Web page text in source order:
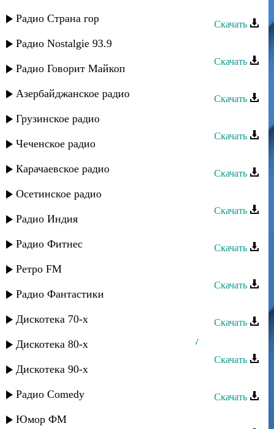
Радио Страна гор
Радио Nostalgie 93.9
Радио Говорит Майкоп
Азербайджанское радио
Грузинское радио
Чеченское радио
Карачаевское радио
Осетинское радио
Радио Индия
Радио Фитнес
Ретро FM
Радио Фантастики
Дискотека 70-х
Дискотека 80-х
Дискотека 90-х
Радио Comedy
Юмор ФМ
Скачать
Шамиль Гаджиев - Горный цветок
Скачать
Скачать
Шамиль Гаджиев - Поплывем
Скачать
Скачать
Шамиль Ханакаев - Салам
Скачать
Скачать
Шамиль Абакаров - Къара къаш
Скачать
Шамиль Абакаров - Лейла
Скачать
Шамиль Абакаров - Уронишь слезу
Скачать
Скачать
Шамиль Автаев - Лейла